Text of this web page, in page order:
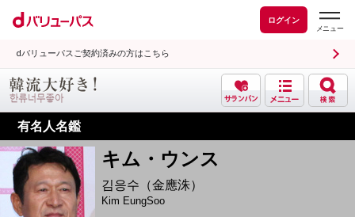
ログイン
dバリューパスご契約済みの方はこちら
有名人名鑑
キム・ウンス
김응수（金應洙）
Kim EungSoo